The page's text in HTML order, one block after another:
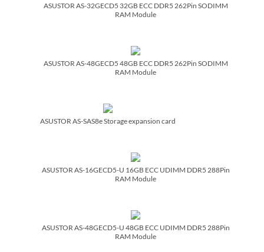
ASUSTOR AS-32GECD5 32GB ECC DDR5 262Pin SODIMM
RAM Module
ASUSTOR AS-48GECD5 48GB ECC DDR5 262Pin SODIMM
RAM Module
ASUSTOR AS-SAS8e Storage expansion card
ASUSTOR AS-16GECD5-U 16GB ECC UDIMM DDR5 288Pin
RAM Module
ASUSTOR AS-48GECD5-U 48GB ECC UDIMM DDR5 288Pin
RAM Module